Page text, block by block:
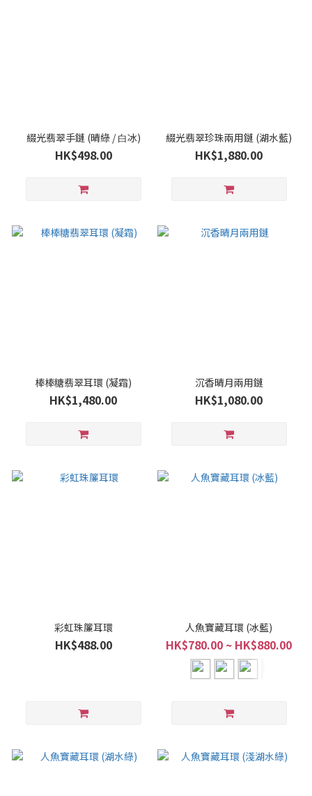
綴光翡翠⼿鏈 (晴綠 / ⽩冰)
HK$498.00
綴光翡翠珍珠兩⽤鏈 (湖水藍)
HK$1,880.00
棒棒糖翡翠耳環 (凝霜)
HK$1,480.00
沉香晴月兩用鏈
HK$1,080.00
彩虹珠簾耳環
HK$488.00
人魚寶藏耳環 (冰藍)
HK$780.00 ~ HK$880.00